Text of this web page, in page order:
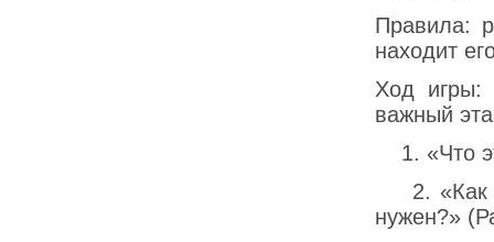
Правила:
находит
Ход игры:
важный
1. «Что
2. «Как
нужен?»